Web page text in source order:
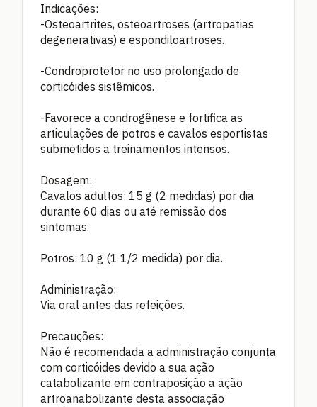
Indicações:
-Osteoartrites, osteoartroses (artropatias
degenerativas) e espondiloartroses.
-Condroprotetor no uso prolongado de
corticóides sistêmicos.
-Favorece a condrogênese e fortifica as
articulações de potros e cavalos esportistas
submetidos a treinamentos intensos.
Dosagem:
Cavalos adultos: 15 g (2 medidas) por dia
durante 60 dias ou até remissão dos
sintomas.
Potros: 10 g (1 1/2 medida) por dia.
Administração:
Via oral antes das refeições.
Precauções:
Não é recomendada a administração conjunta
com corticóides devido a sua ação
catabolizante em contraposição a ação
artroanabolizante desta associação